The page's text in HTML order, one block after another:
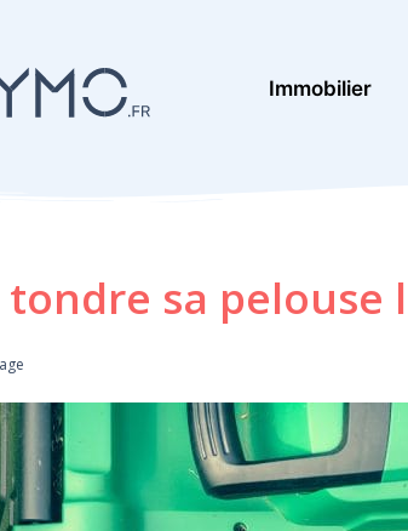
Immobilier
sa pelouse